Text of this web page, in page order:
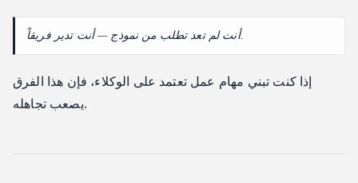
أنت لم تعد تطلب من نموذج — أنت تدير فريقاً.
إذا كنت تبني مهام عمل تعتمد على الوكلاء، فإن هذا الفرق
يصعب تجاهله.